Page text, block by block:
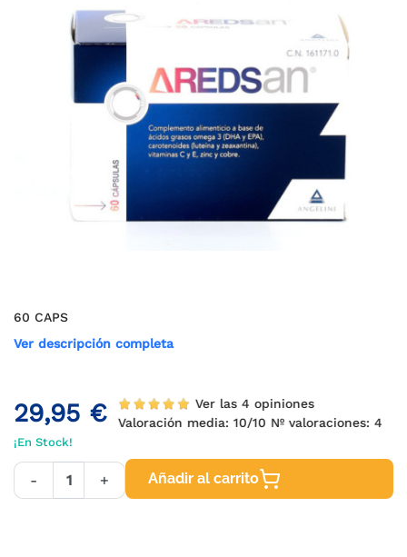
60 CAPS
Ver descripción completa
29,95 €
Ver las 4 opiniones
Valoración media:10/10 Nº valoraciones:4
¡En Stock!
- + Añadir al carrito